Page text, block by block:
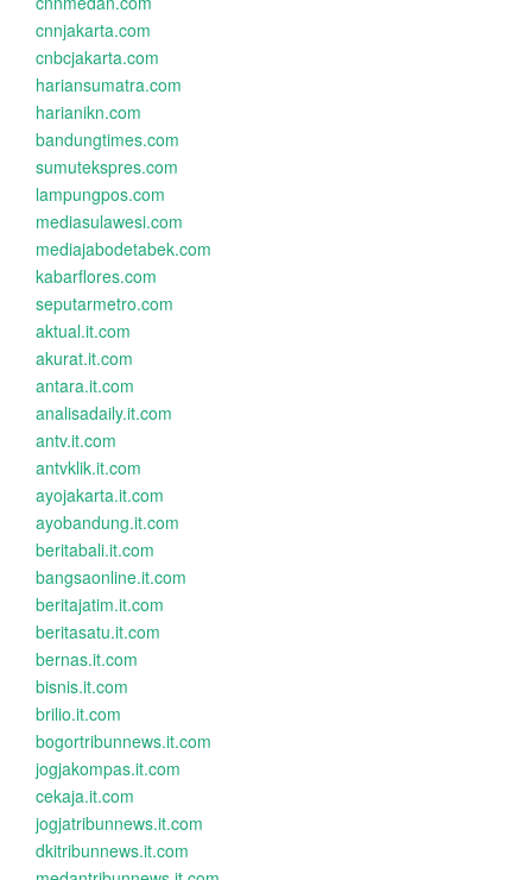
cnnjakarta.com
cnbcjakarta.com
hariansumatra.com
harianikn.com
bandungtimes.com
sumutekspres.com
lampungpos.com
mediasulawesi.com
mediajabodetabek.com
kabarflores.com
seputarmetro.com
aktual.it.com
akurat.it.com
antara.it.com
analisadaily.it.com
antv.it.com
antvklik.it.com
ayojakarta.it.com
ayobandung.it.com
beritabali.it.com
bangsaonline.it.com
beritajatim.it.com
beritasatu.it.com
bernas.it.com
bisnis.it.com
brilio.it.com
bogortribunnews.it.com
jogjakompas.it.com
cekaja.it.com
jogjatribunnews.it.com
dkitribunnews.it.com